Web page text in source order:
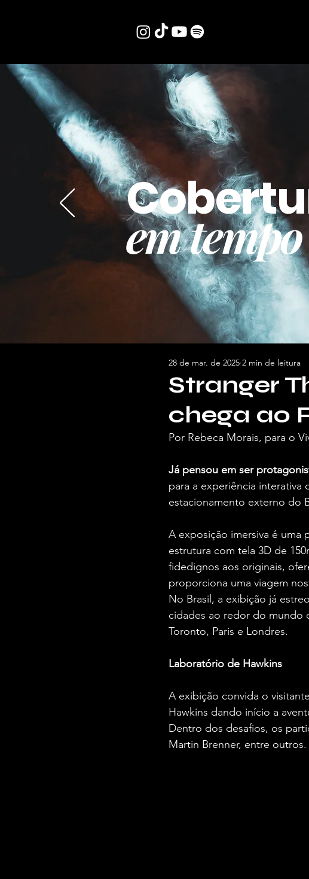
em
Stranger
chega ao
28 de mar. de 2025 2 min de leitura
Por Rebeca Morais, para o
Já pensou em ser
para a experiência
estacionamento externo do
A exposição imersiva é uma
estrutura com tela 3D de
fidedignos aos originais,
proporciona uma viagem
No Brasil, a exibição já
cidades ao redor do mundo
Toronto, Paris e Londres.
Laboratório de Hawkins
A exibição convida o
Hawkins dando início a
Dentro dos desafios, os
Martin Brenner, entre outros.